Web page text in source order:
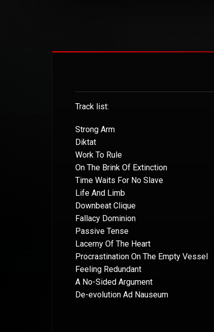
Track list:
Strong Arm
Diktat
Work To Rule
On The Brink Of Extinction
Time Waits For No Slave
Life And Limb
Downbeat Clique
Fallacy Dominion
Passive Tense
Lacerny Of The Heart
Procrastination On The Empty Vessel
Feeling Redundant
A No-Sided Argument
De-evolution Ad Nauseum